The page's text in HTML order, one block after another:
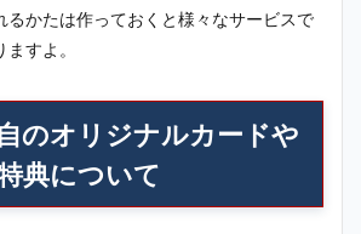
るかたは作っておくと様々なサービスで
すよ。
のオリジナルカードや
典について